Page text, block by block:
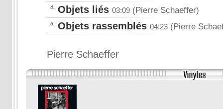
4. Objets liés 03:09 (Pierre Schaeffer)
5. Objets rassemblés 04:23 (Pierre
Pierre Schaeffer